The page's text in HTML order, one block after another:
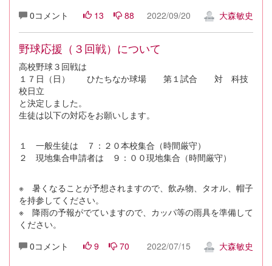
0コメント
13 88 2022/09/20 大森敏史
野球応援（３回戦）について
高校野球３回戦は
１７日（日） ひたちなか球場 第１試合 対 科技
校日立
と決定しました。
生徒は以下の対応をお願いします。
１ 一般生徒は ７：２０本校集合（時間厳守）
２ 現地集合申請者は ９：００現地集合（時間厳守）
※ 暑くなることが予想されますので、飲み物、タオル、帽子
を持参してください。
※ 降雨の予報がでていますので、カッパ等の雨具を準備して
ください。
0コメント
9 70 2022/07/15 大森敏史